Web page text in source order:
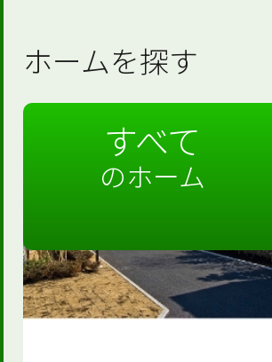
ホームを探す
すべて
のホーム